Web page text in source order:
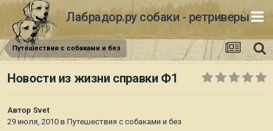
Лабрадор.ру собаки - ретриверы
Путешествия с собаками и без
Новости из жизни справки Ф1
Автор Svet
29 июля, 2010 в Путешествия с собаками и без